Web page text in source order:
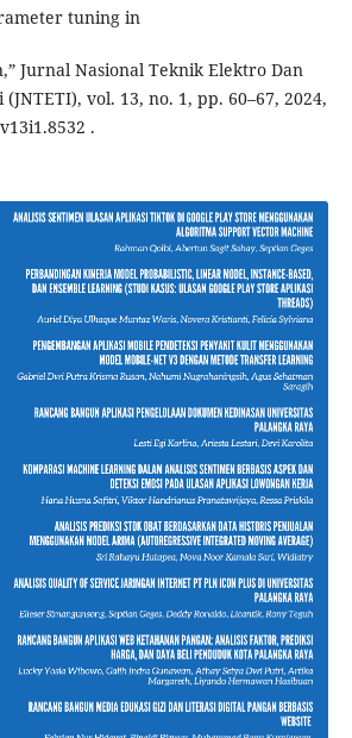
tuning in
Jurnal Nasional Teknik Elektro Dan
vol. 13, no. 1, pp. 60–67, 2024,
.